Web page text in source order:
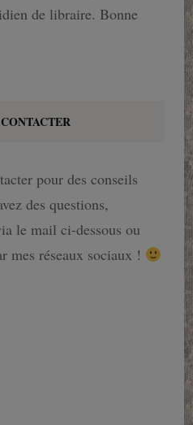
de libraire. Bonne
pour des conseils
des questions,
le mail ci-dessous ou
mes réseaux sociaux !